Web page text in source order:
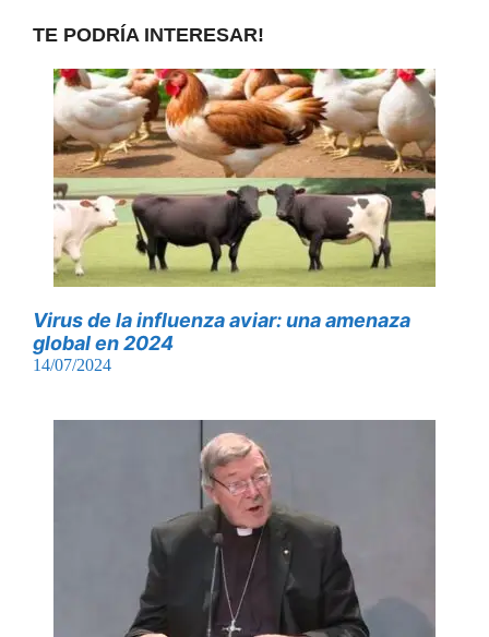
TE PODRÍA INTERESAR!
Virus de la influenza aviar: una amenaza
global en 2024
14/07/2024